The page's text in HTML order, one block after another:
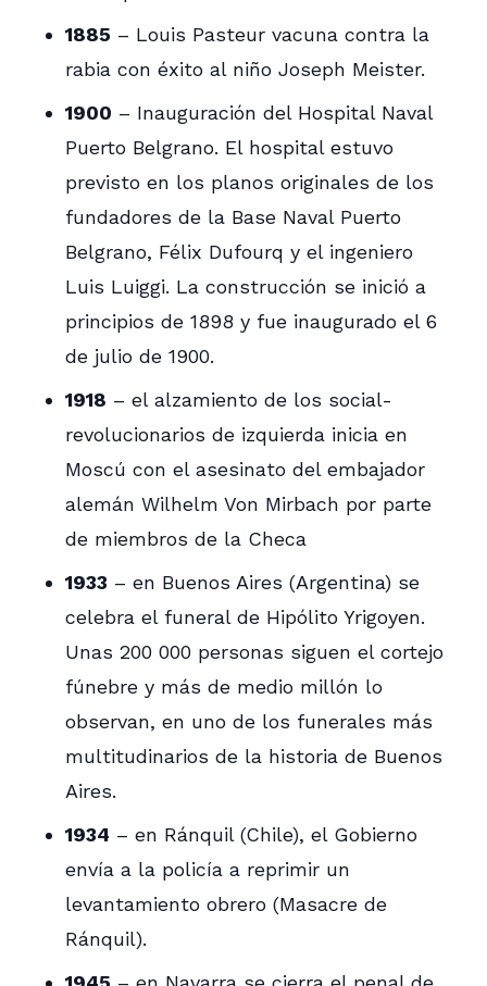
1885 – Louis Pasteur vacuna contra la
rabia con éxito al niño Joseph Meister.
1900 – Inauguración del Hospital Naval
Puerto Belgrano. El hospital estuvo
previsto en los planos originales de los
fundadores de la Base Naval Puerto
Belgrano, Félix Dufourq y el ingeniero
Luis Luiggi. La construcción se inició a
principios de 1898 y fue inaugurado el 6
de julio de 1900.
1918 – el alzamiento de los social-
revolucionarios de izquierda inicia en
Moscú con el asesinato del embajador
alemán Wilhelm Von Mirbach por parte
de miembros de la Checa
1933 – en Buenos Aires (Argentina) se
celebra el funeral de Hipólito Yrigoyen.
Unas 200 000 personas siguen el cortejo
fúnebre y más de medio millón lo
observan, en uno de los funerales más
multitudinarios de la historia de Buenos
Aires.
1934 – en Ránquil (Chile), el Gobierno
envía a la policía a reprimir un
levantamiento obrero (Masacre de
Ránquil).